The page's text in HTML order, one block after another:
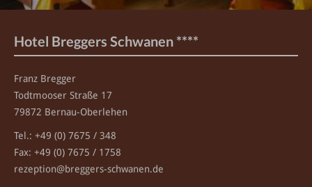
Hotel Breggers Schwanen ****
Franz Bregger
Todtmooser Straße 17
79872 Bernau-Oberlehen
Tel.: +49 (0) 7675 / 348
Fax: +49 (0) 7675 / 1758
rezeption@breggers-schwanen.de